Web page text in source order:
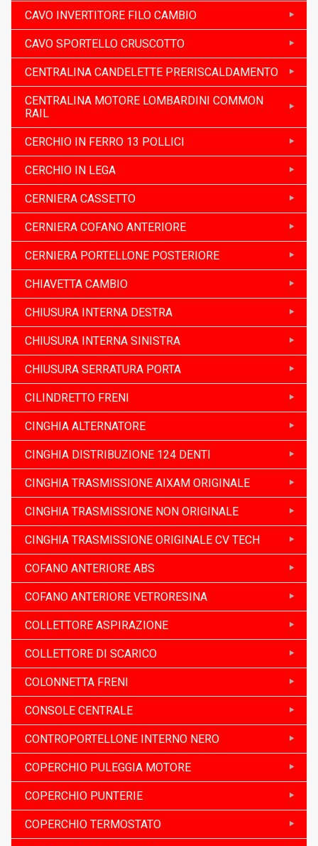
CAVO INVERTITORE FILO CAMBIO
CAVO SPORTELLO CRUSCOTTO
CENTRALINA CANDELETTE PRERISCALDAMENTO
CENTRALINA MOTORE LOMBARDINI COMMON
RAIL
CERCHIO IN FERRO 13 POLLICI
CERCHIO IN LEGA
CERNIERA CASSETTO
CERNIERA COFANO ANTERIORE
CERNIERA PORTELLONE POSTERIORE
CHIAVETTA CAMBIO
CHIUSURA INTERNA DESTRA
CHIUSURA INTERNA SINISTRA
CHIUSURA SERRATURA PORTA
CILINDRETTO FRENI
CINGHIA ALTERNATORE
CINGHIA DISTRIBUZIONE 124 DENTI
CINGHIA TRASMISSIONE AIXAM ORIGINALE
CINGHIA TRASMISSIONE NON ORIGINALE
CINGHIA TRASMISSIONE ORIGINALE CV TECH
COFANO ANTERIORE ABS
COFANO ANTERIORE VETRORESINA
COLLETTORE ASPIRAZIONE
COLLETTORE DI SCARICO
COLONNETTA FRENI
CONSOLE CENTRALE
CONTROPORTELLONE INTERNO NERO
COPERCHIO PULEGGIA MOTORE
COPERCHIO PUNTERIE
COPERCHIO TERMOSTATO